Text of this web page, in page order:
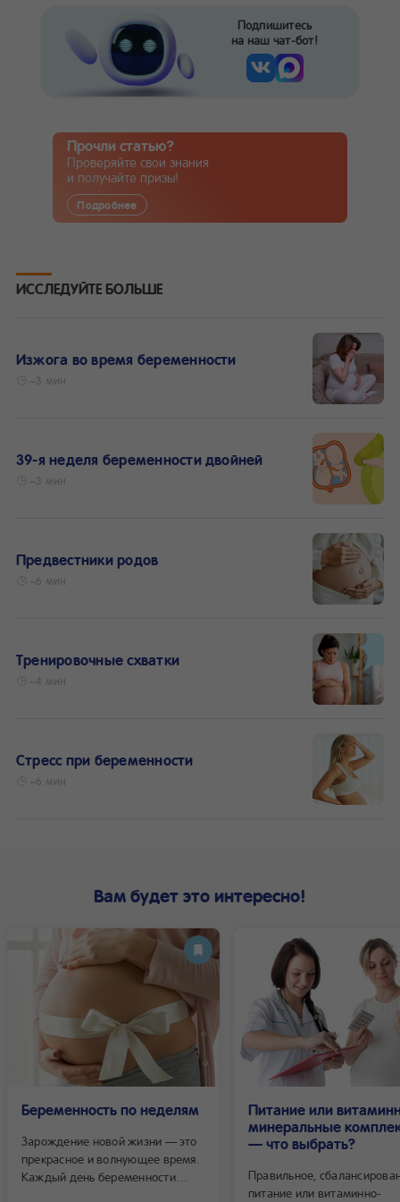
Подпишитесь
на наш чат-бот!
Прочли статью?
Проверяйте свои знания
и получайте призы!
Подробнее
ИССЛЕДУЙТЕ БОЛЬШЕ
Изжога во время беременности
~3 мин
39-я неделя беременности двойней
~3 мин
Предвестники родов
~6 мин
Тренировочные схватки
~4 мин
Стресс при беременности
~6 мин
Вам будет это интересно!
Беременность по неделям
Зарождение новой жизни — это
прекрасное и волнующее время.
Каждый день беременности
Питание или
минеральные
— что выбрать?
Правильное,
питание или витаминно-